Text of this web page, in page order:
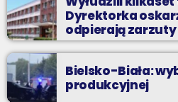
Dyrektorka
odpierają zarzuty
Bielsko-Biała:
produkcyjnej